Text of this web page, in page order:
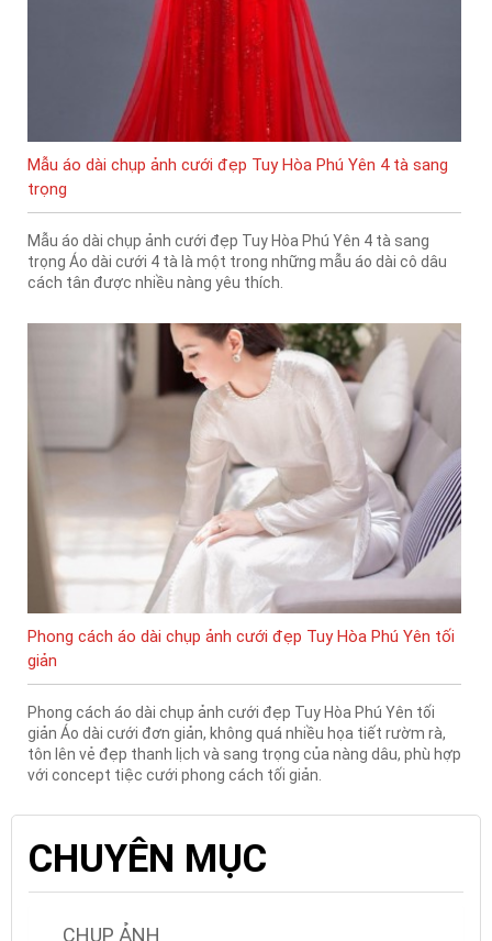
Mẫu áo dài chụp ảnh cưới đẹp Tuy Hòa Phú Yên 4 tà sang
trọng
Mẫu áo dài chụp ảnh cưới đẹp Tuy Hòa Phú Yên 4 tà sang
trọng Áo dài cưới 4 tà là một trong những mẫu áo dài cô dâu
cách tân được nhiều nàng yêu thích.
Phong cách áo dài chụp ảnh cưới đẹp Tuy Hòa Phú Yên tối
giản
Phong cách áo dài chụp ảnh cưới đẹp Tuy Hòa Phú Yên tối
giản Áo dài cưới đơn giản, không quá nhiều họa tiết rườm rà,
tôn lên vẻ đẹp thanh lịch và sang trọng của nàng dâu, phù hợp
với concept tiệc cưới phong cách tối giản.
CHUYÊN MỤC
CHỤP ẢNH